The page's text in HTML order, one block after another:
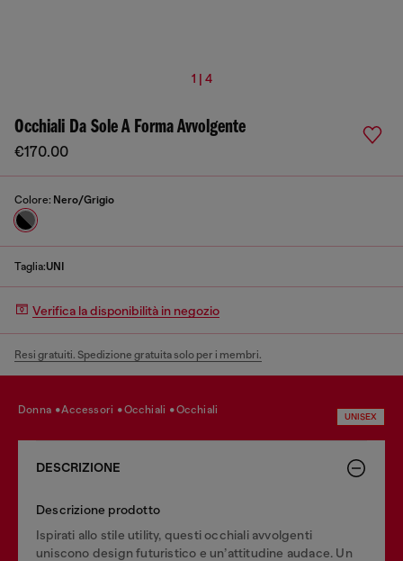
1 | 4
Occhiali Da Sole A Forma Avvolgente
€170.00
Colore: Nero/Grigio
Taglia:UNI
Verifica la disponibilità in negozio
Resi gratuiti. Spedizione gratuita solo per i membri.
donna accessori occhiali occhiali
UNISEX
DESCRIZIONE
Descrizione prodotto
Ispirati allo stile utility, questi occhiali avvolgenti
uniscono design futuristico e un’attitudine audace. Un